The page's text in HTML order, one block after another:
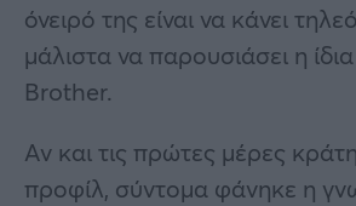
όνειρό της είναι να κάνει
μάλιστα να παρουσιάσει η
Brother.
Αν και τις πρώτες μέρες
προφίλ, σύντομα φάνηκε η